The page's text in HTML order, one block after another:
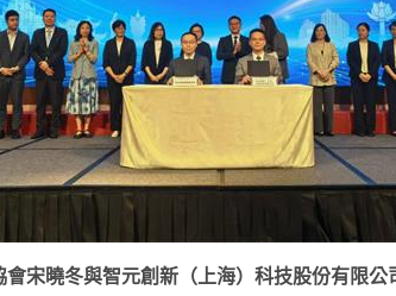
宋曉冬與智元創新（上海）科技股份有限